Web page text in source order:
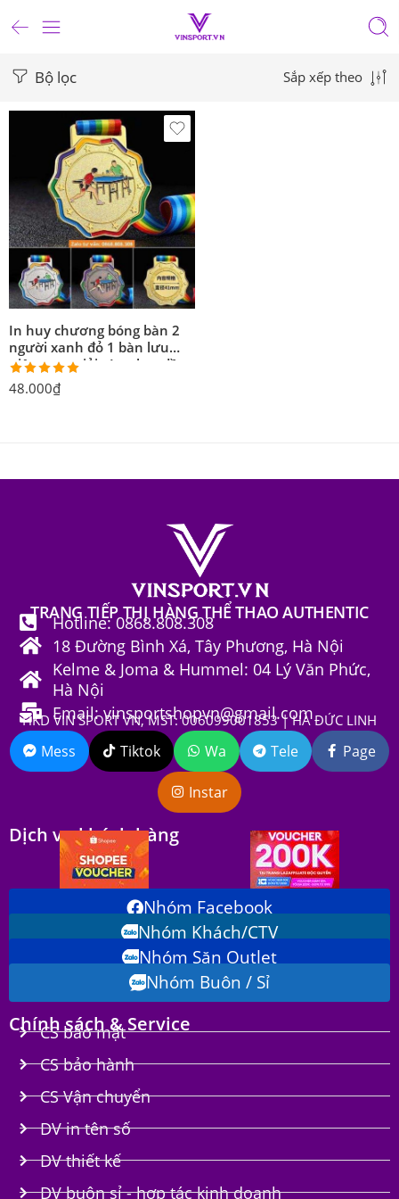
Bộ lọc Sắp xếp theo
In huy chương bóng bàn 2
người xanh đỏ 1 bàn lưu
niệm trao giải vàng bạc đồng
Được xếp
48.000₫
TRANG TIẾP THỊ HÀNG THỂ THAO AUTHENTIC
Hotline: 0868.808.308
18 Đường Bình Xá, Tây Phương, Hà Nội
Kelme & Joma & Hummel: 04 Lý Văn Phức,
Hà Nội
Email: vinsportshopvn@gmail.com
HKD VIN SPORT VN, MST: 006099001853 | HÀ ĐỨC LINH
Mess Tiktok Wa Tele Page
Instar
Dịch vụ khách hàng
Nhóm Facebook
Nhóm Khách/CTV
Nhóm Săn Outlet
Nhóm Buôn / Sỉ
Chính sách & Service
CS bảo mật
CS bảo hành
CS Vận chuyển
DV in tên số
DV thiết kế
DV buôn sỉ - hợp tác kinh doanh